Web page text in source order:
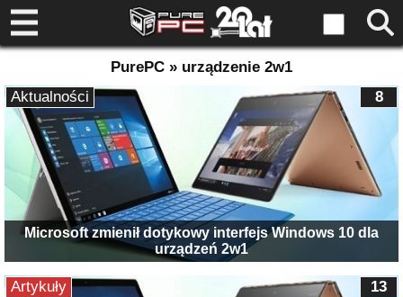
PurePC » urządzenie 2w1
Microsoft zmienił dotykowy interfejs Windows 10 dla
urządzeń 2w1
8
Aktualności
13
Artykuły